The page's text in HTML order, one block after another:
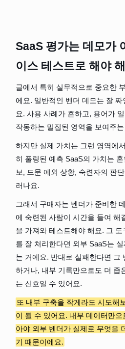
SaaS 평가는 데모가
이스 테스트로 해야
글에서 특히 실무적으로 중요한
에요. 일반적인 벤더 데모는 잘 짜
요. 사용 사례가 흔하고, 용어가
작동하는 밀집된 영역을 보여주
하지만 실제 가치는 그런 영역에
히 풀링된 예측 SaaS의 가치는
보, 드문 예외 상황, 숙련자의 판
러나요.
그래서 구매자는 벤더가 준비한
에 숙련된 사람이 시간을 들여 해
을 가져와 테스트해야 해요. 그
를 잘 처리한다면 외부 SaaS는
는 거예요. 반대로 실패한다면 그
하거나, 내부 기록만으로도 더 좁
는 신호일 수 있어요.
또 내부 구축을 작게라도 시도해
이 될 수 있어요. 내부 데이터만
아야 외부 벤더가 실제로 무엇을
기 때문이에요.